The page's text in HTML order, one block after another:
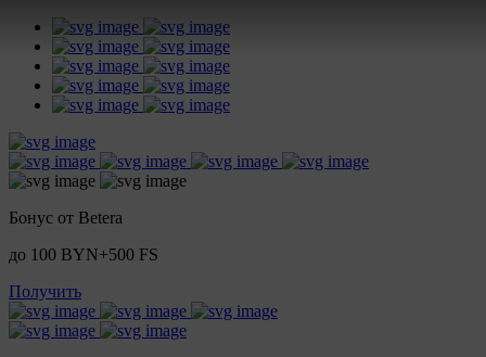
Бонус от Betera
до 100 BYN+500 FS
Получить